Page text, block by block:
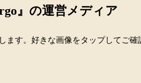
』の運営メディア
ます。好きな画像をタップしてご確